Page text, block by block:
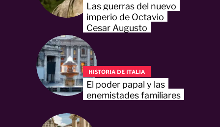
Las guerras del nuevo
imperio de Octavio
Cesar Augusto
HISTORIA DE ITALIA
El poder papal y las
enemistades familiares